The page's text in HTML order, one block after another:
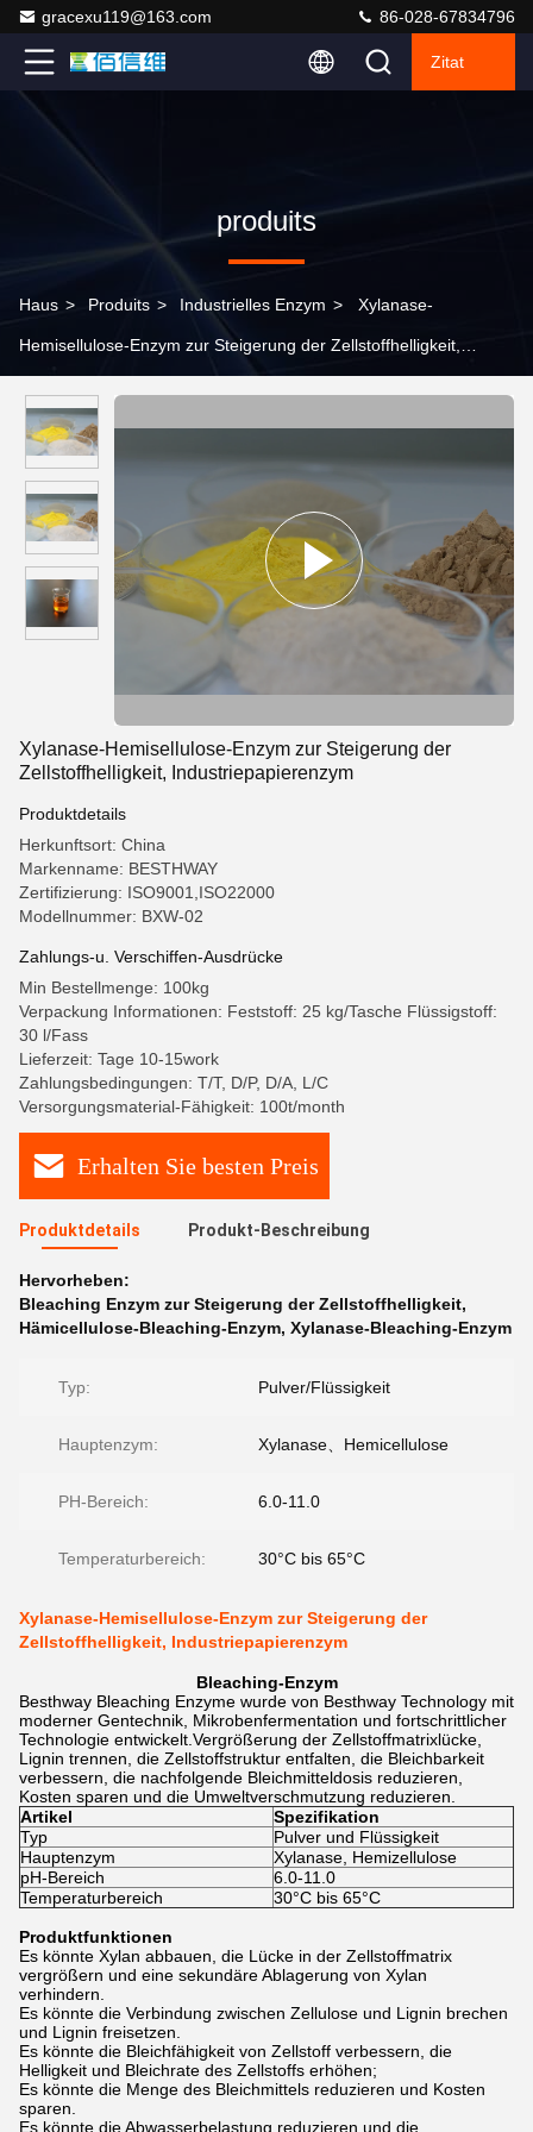
gracexu119@163.com 86-028-67834796
Zitat
produits
Haus > Produits > Industrielles Enzym > Xylanase-
Hemisellulose-Enzym zur Steigerung der Zellstoffhelligkeit,
Xylanase-Hemisellulose-Enzym zur Steigerung der
Zellstoffhelligkeit, Industriepapierenzym
Produktdetails
Herkunftsort: China
Markenname: BESTHWAY
Zertifizierung: ISO9001,ISO22000
Modellnummer: BXW-02
Zahlungs-u. Verschiffen-Ausdrücke
Min Bestellmenge: 100kg
Verpackung Informationen: Feststoff: 25 kg/Tasche Flüssigstoff:
30 l/Fass
Lieferzeit: Tage 10-15work
Zahlungsbedingungen: T/T, D/P, D/A, L/C
Versorgungsmaterial-Fähigkeit: 100t/month
Erhalten Sie besten Preis
Produktdetails Produkt-Beschreibung
Hervorheben:
Bleaching Enzym zur Steigerung der Zellstoffhelligkeit,
Hämicellulose-Bleaching-Enzym, Xylanase-Bleaching-Enzym
Typ: Pulver/Flüssigkeit
Hauptenzym: Xylanase、Hemicellulose
PH-Bereich: 6.0-11.0
Temperaturbereich: 30°C bis 65°C
Xylanase-Hemisellulose-Enzym zur Steigerung der
Zellstoffhelligkeit, Industriepapierenzym
Bleaching-Enzym
Besthway Bleaching Enzyme wurde von Besthway Technology mit
moderner Gentechnik, Mikrobenfermentation und fortschrittlicher
Technologie entwickelt.Vergrößerung der Zellstoffmatrixlücke,
Lignin trennen, die Zellstoffstruktur entfalten, die Bleichbarkeit
verbessern, die nachfolgende Bleichmitteldosis reduzieren,
Kosten sparen und die Umweltverschmutzung reduzieren.
Artikel
Spezifikation
Typ
Pulver und Flüssigkeit
Hauptenzym
Xylanase, Hemizellulose
pH-Bereich
6.0-11.0
Temperaturbereich
30°C bis 65°C
Produktfunktionen
Es könnte Xylan abbauen, die Lücke in der Zellstoffmatrix
vergrößern und eine sekundäre Ablagerung von Xylan
verhindern.
Es könnte die Verbindung zwischen Zellulose und Lignin brechen
und Lignin freisetzen.
Es könnte die Bleichfähigkeit von Zellstoff verbessern, die
Helligkeit und Bleichrate des Zellstoffs erhöhen;
Es könnte die Menge des Bleichmittels reduzieren und Kosten
sparen.
Es könnte die Abwasserbelastung reduzieren und die